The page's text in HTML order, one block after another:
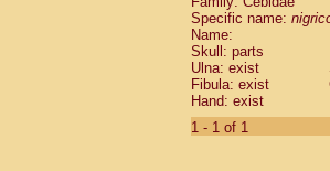
Cebidae
Cebidae
Cebidae
Cebidae
Cebidae
Cebidae
Cebidae
Specific name:
Name:
Skull: parts
Ulna: exist
Fibula: exist
Hand: exist
1 - 1 of 1